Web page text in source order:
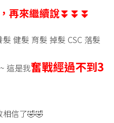
再來繼續說⏬⏬⏬
這是我奮戰經過不到3
信了🤣🤣